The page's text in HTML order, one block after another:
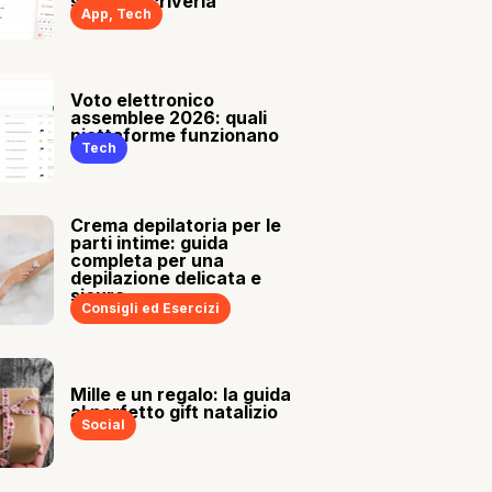
App, Tech
Voto elettronico
assemblee 2026: quali
piattaforme funzionano
Tech
Crema depilatoria per le
parti intime: guida
completa per una
depilazione delicata e
sicura
Consigli ed Esercizi
Mille e un regalo: la guida
al perfetto gift natalizio
Social